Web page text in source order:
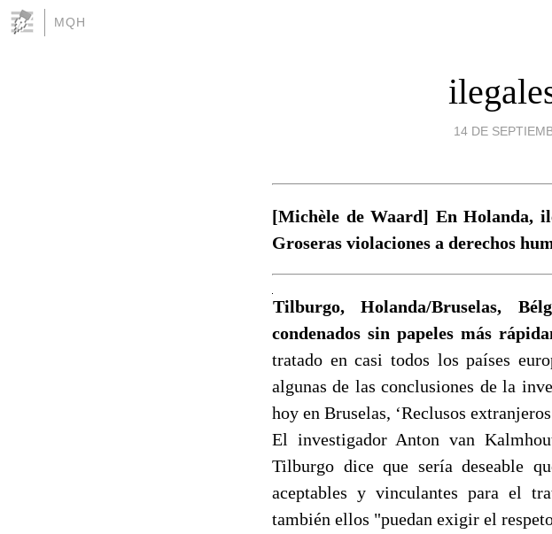
MQH
14 DE
[Michèle de Waard] En Holanda,
Groseras violaciones a derechos
Tilburgo, Holanda/Bruselas,
condenados sin papeles más
tratado en casi todos los países
algunas de las conclusiones de la
hoy en Bruselas, ‘Reclusos
El investigador Anton van
Tilburgo dice que sería deseable
aceptables y vinculantes para el
también ellos "puedan exigir el